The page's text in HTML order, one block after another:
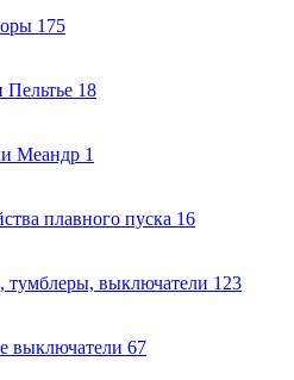
175
18
Меандр 1
плавного пуска 16
тумблеры, выключатели 123
выключатели 67